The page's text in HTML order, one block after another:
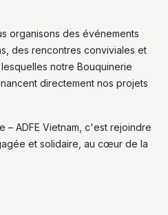
organisons des événements
des rencontres conviviales et
notre Bouquinerie
directement nos projets
– ADFE Vietnam, c'est rejoindre
et solidaire, au cœur de la